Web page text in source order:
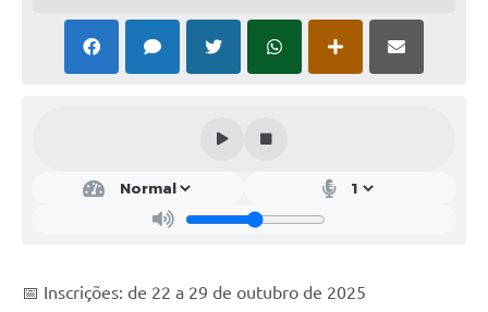
Galeria de Fotos
A Prefeitura
📅 Inscrições: de 22 a 29 de outubro de 2025